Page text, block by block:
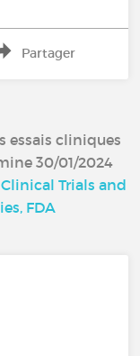
Partager
essais cliniques
30/01/2024
Trials and
FDA